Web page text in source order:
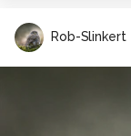
Rob-Slinkert